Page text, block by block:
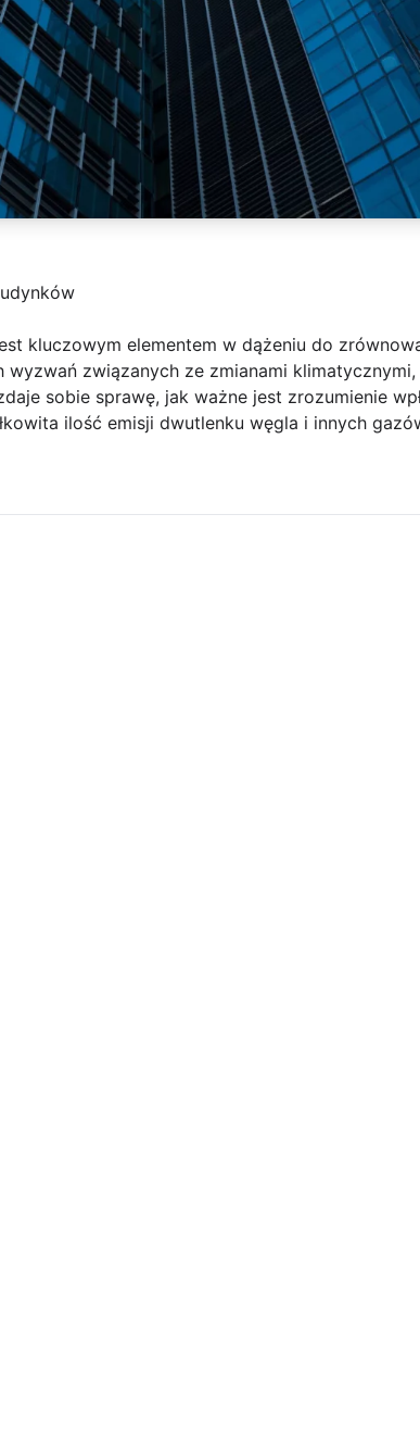
kluczowym elementem w dążeniu do
związanych ze zmianami
sobie sprawę, jak ważne jest zrozumienie
ilość emisji dwutlenku węgla i innych